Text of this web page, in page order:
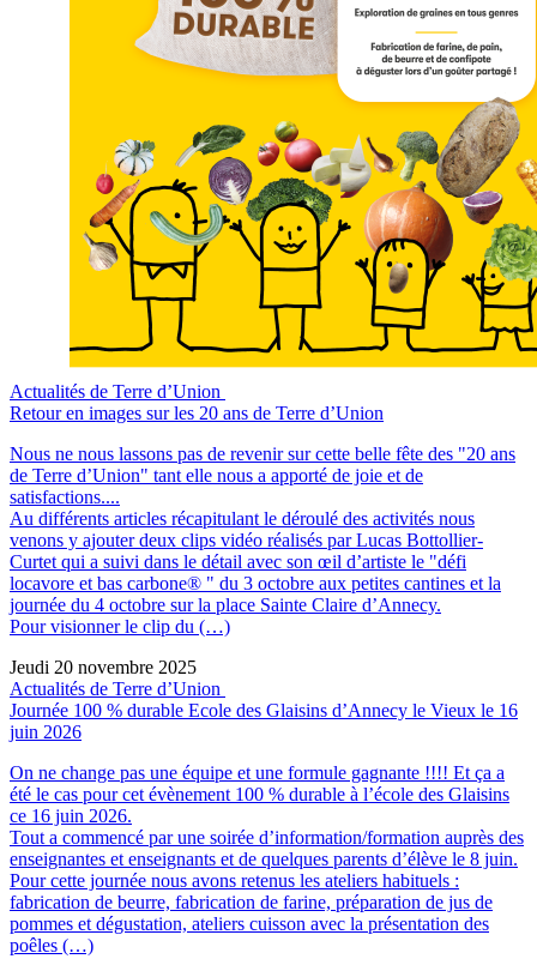
Actualités de Terre d’Union
Retour en images sur les 20 ans de Terre d’Union
Nous ne nous lassons pas de revenir sur cette belle fête des "20 ans
de Terre d’Union" tant elle nous a apporté de joie et de
satisfactions....
Au différents articles récapitulant le déroulé des activités nous
venons y ajouter deux clips vidéo réalisés par Lucas Bottollier-
Curtet qui a suivi dans le détail avec son œil d’artiste le "défi
locavore et bas carbone® " du 3 octobre aux petites cantines et la
journée du 4 octobre sur la place Sainte Claire d’Annecy.
Pour visionner le clip du (…)
Jeudi 20 novembre 2025
Actualités de Terre d’Union
Journée 100 % durable Ecole des Glaisins d’Annecy le Vieux le 16
juin 2026
On ne change pas une équipe et une formule gagnante !!!! Et ça a
été le cas pour cet évènement 100 % durable à l’école des Glaisins
ce 16 juin 2026.
Tout a commencé par une soirée d’information/formation auprès des
enseignantes et enseignants et de quelques parents d’élève le 8 juin.
Pour cette journée nous avons retenus les ateliers habituels :
fabrication de beurre, fabrication de farine, préparation de jus de
pommes et dégustation, ateliers cuisson avec la présentation des
poêles (…)